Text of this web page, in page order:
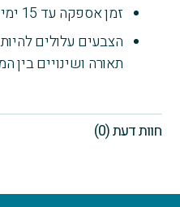
זמן אספקה עד 15 ימי עסקים
הצבעים עלולים
תאורה ושינויים בין
חוות דעת (0)